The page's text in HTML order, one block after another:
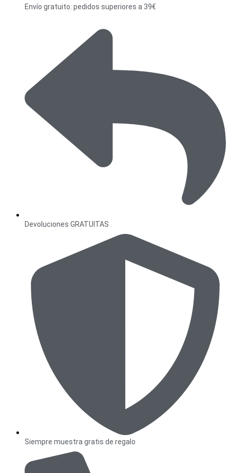
Envío gratuito: pedidos superiores a 39€
Devoluciones GRATUITAS
Siempre muestra gratis de regalo